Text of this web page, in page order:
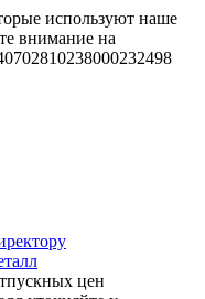
используют наше
внимание на
цен